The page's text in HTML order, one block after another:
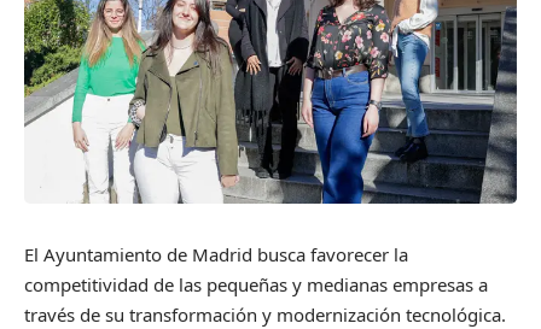
El Ayuntamiento de Madrid busca favorecer la
competitividad de las pequeñas y medianas empresas a
través de su transformación y modernización tecnológica.